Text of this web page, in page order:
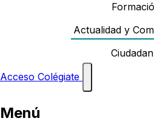
Actualidad y
Acceso Colégiate
Menú